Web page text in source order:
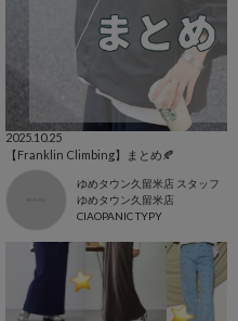
2025.10.25
【Franklin Climbing】まとめ🍂
ゆめタウン久留米店 スタッフ
ゆめタウン久留米店
CIAOPANIC TYPY